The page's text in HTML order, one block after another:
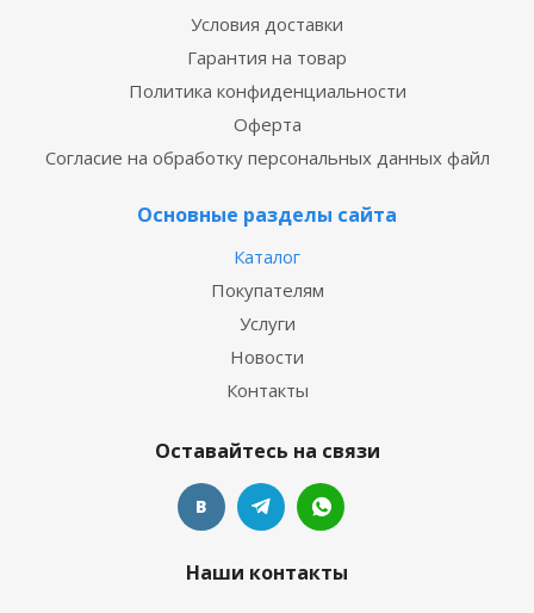
Условия доставки
Гарантия на товар
Политика конфиденциальности
Оферта
Согласие на обработку персональных данных файл
Основные разделы сайта
Каталог
Покупателям
Услуги
Новости
Контакты
Оставайтесь на связи
Наши контакты